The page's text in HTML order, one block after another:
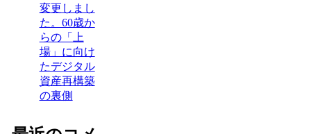
変更しまし
た。60歳か
らの「上
場」に向け
たデジタル
資産再構築
の裏側